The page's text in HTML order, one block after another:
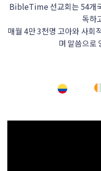
BibleTime 선교회는 54개
독하
매월 4만 3천명 고아와 사회
며 말씀으로